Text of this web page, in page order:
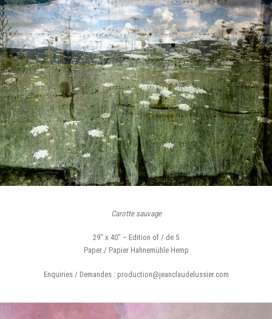
Carotte sauvage
29″ x 40″ – Edition of / de 5
Paper / Papier Hahnemühle Hemp
Enquiries / Demandes : production@jeanclaudelussier.com